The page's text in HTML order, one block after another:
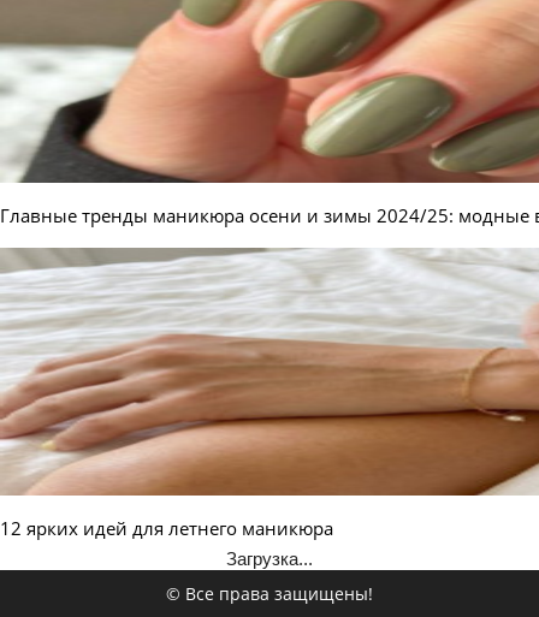
Главные тренды маникюра осени и зимы 2024/25: модные
12 ярких идей для летнего маникюра
Загрузка...
© Все права защищены!